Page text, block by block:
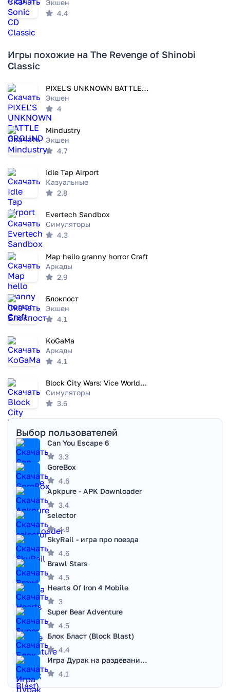
Экшен
4.4
Игры похожие на The Revenge of Shinobi
Classic
PIXEL'S UNKNOWN BATTLE GROUND
Экшен
4
Mindustry
Экшен
4.7
Idle Tap Airport
Казуальные
2.8
Evertech Sandbox
Симуляторы
4.3
Map hello granny horror Craft
Аркады
2.9
Блокпост
Экшен
4.1
KoGaMa
Аркады
4.1
Block City Wars: Vice World 3d
Симуляторы
3.6
Выбор пользователей
Can You Escape 6
3.3
GoreBox
4.6
Apkpure - APK Downloader
3.4
selector
4.8
SkyRail - игра про поезда
4.6
Brawl Stars
4.5
Hearts Of Iron 4 Mobile
3
Super Bear Adventure
4.5
Блок Бласт (Block Blast)
4.4
Игра Дурак на раздевание - Правила игры
4.1